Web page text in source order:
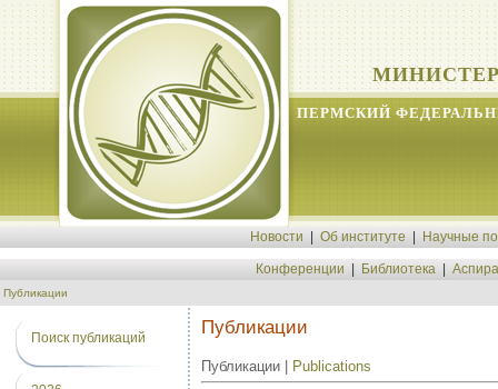
ПЕРМСКИЙ
Новости Об институте Научные
Конференции Библиотека
Публикации
Поиск публикаций Публикации
Публикации | Publications